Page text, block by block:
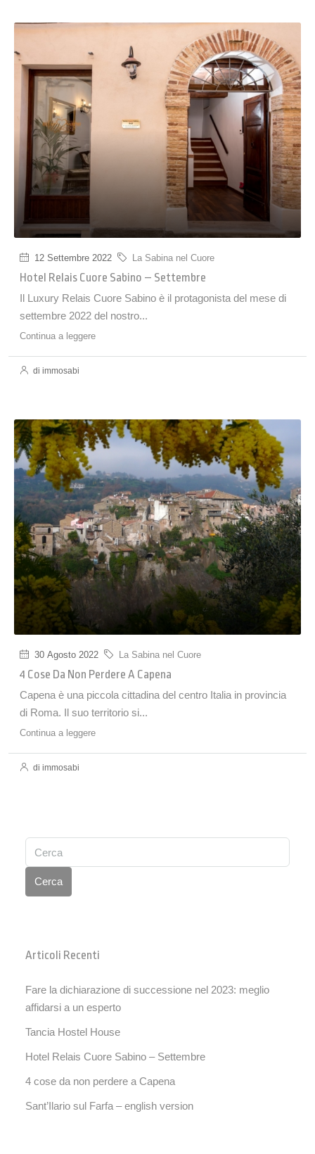
12 Settembre 2022 La Sabina nel Cuore
Hotel Relais Cuore Sabino – Settembre
Il Luxury Relais Cuore Sabino è il protagonista del mese di
settembre 2022 del nostro...
Continua a leggere
di immosabi
30 Agosto 2022 La Sabina nel Cuore
4 Cose Da Non Perdere A Capena
Capena è una piccola cittadina del centro Italia in provincia
di Roma. Il suo territorio si...
Continua a leggere
di immosabi
Cerca
Articoli Recenti
Fare la dichiarazione di successione nel 2023: meglio
affidarsi a un esperto
Tancia Hostel House
Hotel Relais Cuore Sabino – Settembre
4 cose da non perdere a Capena
Sant’Ilario sul Farfa – english version